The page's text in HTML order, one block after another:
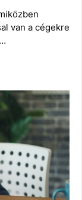
van a cégekre